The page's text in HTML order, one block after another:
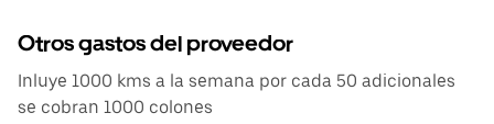
Otros gastos del proveedor
Inluye 1000 kms a la semana por cada 50 adicionales
se cobran 1000 colones